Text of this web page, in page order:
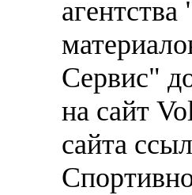
Сервис"
на сайт
сайта